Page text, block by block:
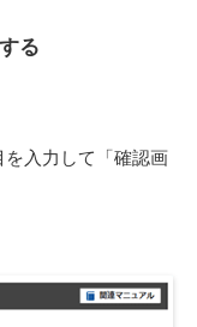
る
入力して「確認画